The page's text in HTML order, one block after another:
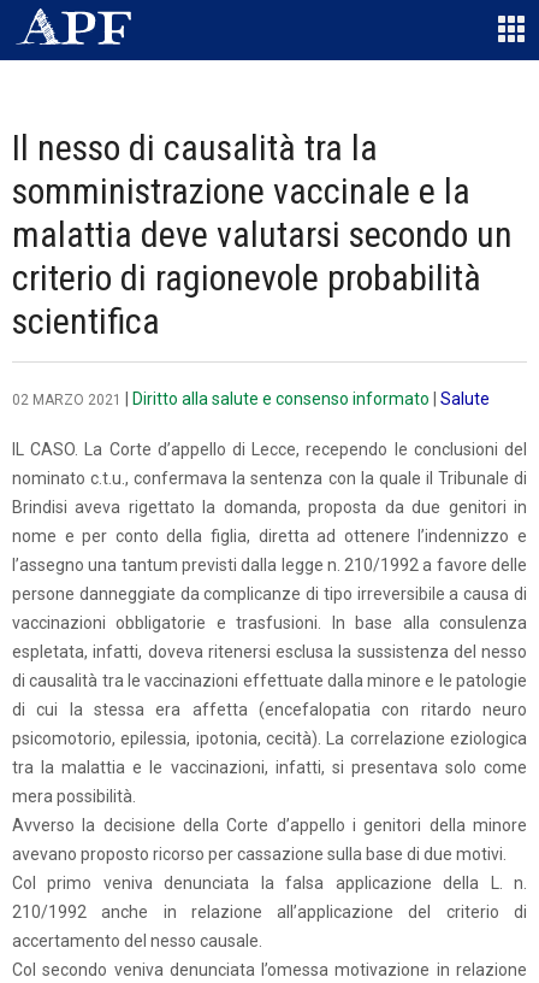
Il nesso di causalità tra la
somministrazione vaccinale e la
malattia deve valutarsi secondo un
criterio di ragionevole probabilità
scientifica
02 MARZO 2021 Diritto alla salute e consenso informato Salute
IL CASO. La Corte d’appello di Lecce, recependo le conclusioni del
nominato c.t.u., confermava la sentenza con la quale il Tribunale di
Brindisi aveva rigettato la domanda, proposta da due genitori in
nome e per conto della figlia, diretta ad ottenere l’indennizzo e
l’assegno una tantum previsti dalla legge n. 210/1992 a favore delle
persone danneggiate da complicanze di tipo irreversibile a causa di
vaccinazioni obbligatorie e trasfusioni. In base alla consulenza
espletata, infatti, doveva ritenersi esclusa la sussistenza del nesso
di causalità tra le vaccinazioni effettuate dalla minore e le patologie
di cui la stessa era affetta (encefalopatia con ritardo neuro
psicomotorio, epilessia, ipotonia, cecità). La correlazione eziologica
tra la malattia e le vaccinazioni, infatti, si presentava solo come
mera possibilità.
Avverso la decisione della Corte d’appello i genitori della minore
avevano proposto ricorso per cassazione sulla base di due motivi.
Col primo veniva denunciata la falsa applicazione della L. n.
210/1992 anche in relazione all’applicazione del criterio di
accertamento del nesso causale.
Col secondo veniva denunciata l’omessa motivazione in relazione